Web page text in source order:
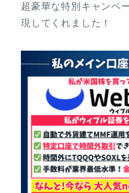
超豪華な特別キャンペ
現してくれました！